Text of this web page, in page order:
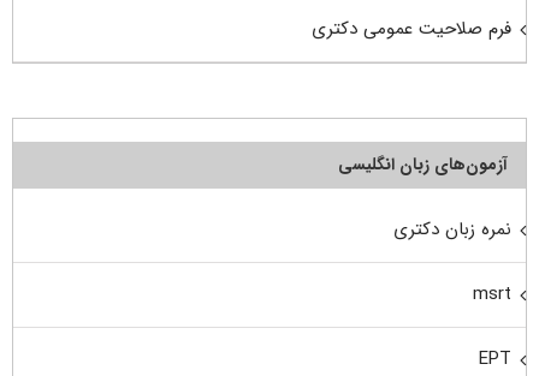
فرم صلاحیت عمومی دکتری
آزمون‌های زبان انگلیسی
نمره زبان دکتری
msrt
EPT